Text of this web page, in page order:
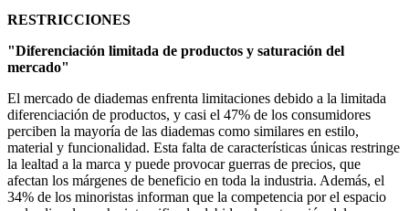
RESTRICCIONES
"Diferenciación limitada de productos y saturación del
mercado"
El mercado de diademas enfrenta limitaciones debido a la limitada
diferenciación de productos, y casi el 47% de los consumidores
perciben la mayoría de las diademas como similares en estilo,
material y funcionalidad. Esta falta de características únicas restringe
la lealtad a la marca y puede provocar guerras de precios, que
afectan los márgenes de beneficio en toda la industria. Además, el
34% de los minoristas informan que la competencia por el espacio